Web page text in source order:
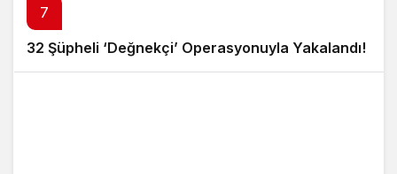
7
32 Şüpheli ‘Değnekçi’ Operasyonuyla Yakalandı!